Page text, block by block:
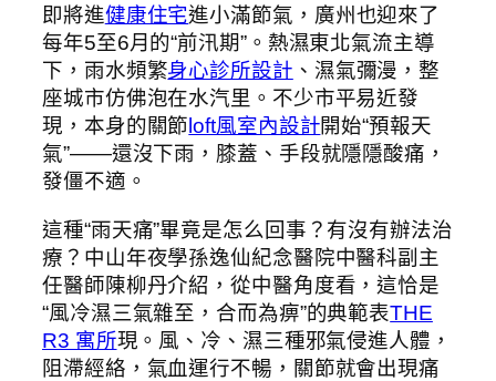
即將進健康住宅進小滿節氣，廣州也迎來了
每年5至6月的“前汛期”。熱濕東北氣流主導
下，雨水頻繁身心診所設計 、濕氣彌漫，整
座城市仿佛泡在水汽里。不少市平易近發
現，本身的關節 loft風室內設計開始“預報天
氣”——還沒下雨，膝蓋、手段就隱隱酸痛，
發僵不適。
這種“雨天痛”畢竟是怎么回事？有沒有辦法治
療？中山年夜學孫逸仙紀念醫院中醫科副主
任醫師陳柳丹介紹，從中醫角度看，這恰是
“風冷濕三氣雜至，合而為痹”的典範表THE
R3 寓所現。風、冷、濕三種邪氣侵進人體，
阻滯經絡，氣血運行不暢，關節就會出現痛